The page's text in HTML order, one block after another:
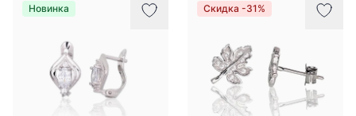
Новинка Скидка -31%